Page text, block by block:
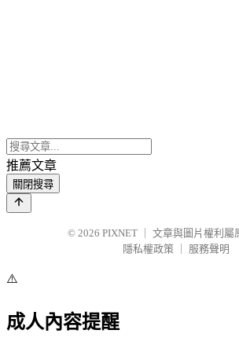
推薦文章
關閉搜尋
© 2026 PIXNET
文章與圖片權利屬
隱私權政策
服務聲明
⚠️
成人內容提醒